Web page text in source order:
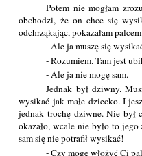
Potem nie mogłam
obchodzi, że on chce się
odchrząkając, pokazałam
- Ale ja muszę się
- Rozumiem. Tam jest
- Ale ja nie mogę sam.
Jednak był dziwny.
wysikać jak małe dziecko. I
jednak trochę dziwne. Nie był
okazało, wcale nie było to
sam się nie potrafił wysikać!
- Czy mogę włożyć Ci